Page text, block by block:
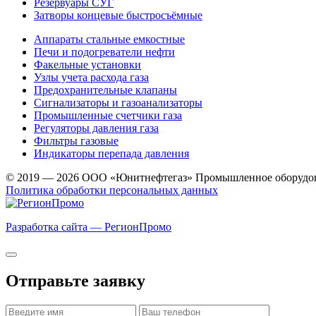
Затворы концевые быстросъёмные
Аппараты стальные емкостные
Печи и подогреватели нефти
Факельные установки
Узлы учета расхода газа
Предохранительные клапаны
Сигнализаторы и газоанализаторы
Промышленные счетчики газа
Регуляторы давления газа
Фильтры газовые
Индикаторы перепада давления
© 2019 — 2026 ООО «Юнитнефтегаз» Промышленное
Политика обработки персональных данных
Разработка сайта — РегионПромо
Отправьте заявку